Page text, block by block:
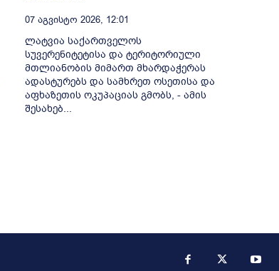
07 Აგვისტო 2026, 12:01
ლატვია საქართველოს
სუვერენიტეტისა და ტერიტორიული
მთლიანობის მიმართ მხარდაჭერას
ადასტურებს და სამხრეთ ოსეთისა და
აფხაზეთის ოკუპაციას გმობს, - ამის
შესახებ...